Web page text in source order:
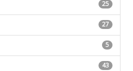
25
27
5
43